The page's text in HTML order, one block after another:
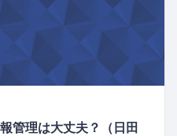
管理は大丈夫？（日田